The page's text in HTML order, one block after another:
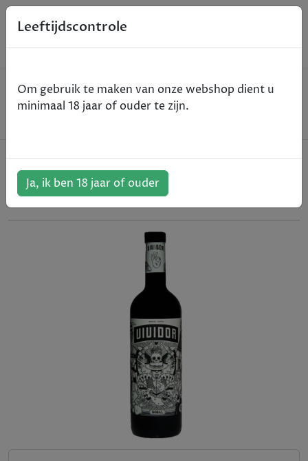
Home
Wijn
Bodegas Arraez Vividor Bobal - Utiel-Requena -
Bodegas Arraez Vividor Bobal -
Utiel-Requena - rood - 2017 - 150cl
ArtikelNummer:307796
Leeftijdscontrole
Om gebruik te maken van onze webshop dient u
minimaal 18 jaar of ouder te zijn.
Ja, ik ben 18 jaar of ouder